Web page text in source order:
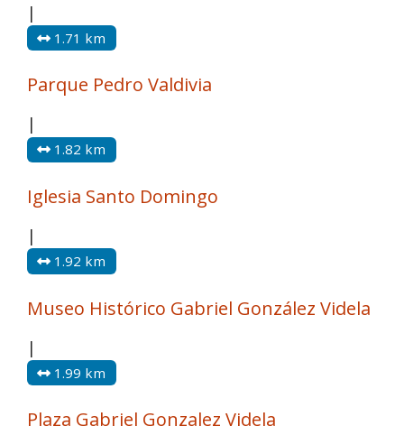
|
1.71 km
Parque Pedro Valdivia
|
1.82 km
Iglesia Santo Domingo
|
1.92 km
Museo Histórico Gabriel González Videla
|
1.99 km
Plaza Gabriel Gonzalez Videla